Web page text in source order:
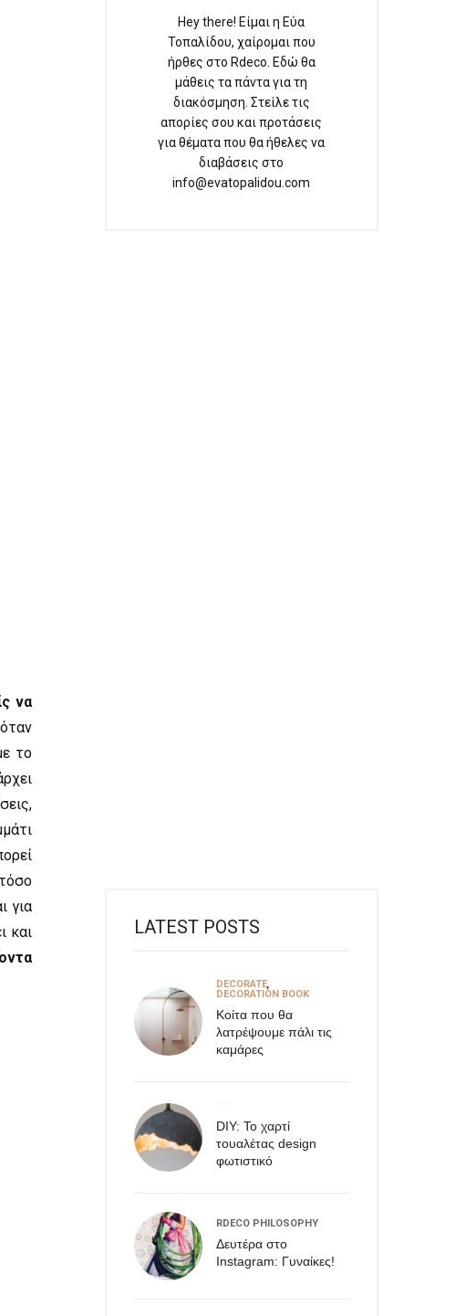
να
το
για
και
Hey there! Είμαι η Εύα
Τοπαλίδου, χαίρομαι που
ήρθες στο Rdeco. Εδώ θα
μάθεις τα πάντα για τη
διακόσμηση. Στείλε τις
απορίες σου και προτάσεις
για θέματα που θα ήθελες να
διαβάσεις στο
info@evatopalidou.com
LATEST POSTS
DECORATE,
DECORATION BOOK
Κοίτα που θα
λατρέψουμε πάλι τις
καμάρες
DIY: Το χαρτί
τουαλέτας design
φωτιστικό
RDECO PHILOSOPHY
Δευτέρα στο
Instagram: Γυναίκες!